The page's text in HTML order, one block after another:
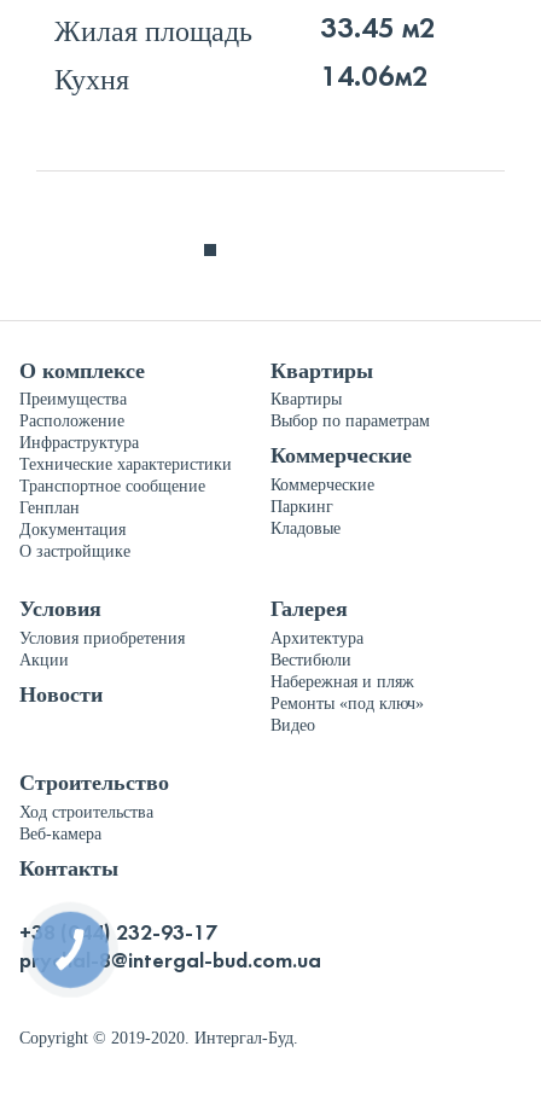
Жилая площадь 33.45 м2
Кухня 14.06м2
О комплексе
Преимущества
Расположение
Инфраструктура
Технические характеристики
Транспортное сообщение
Генплан
Документация
О застройщике
Квартиры
Квартиры
Выбор по параметрам
Коммерческие
Коммерческие
Паркинг
Кладовые
Условия
Условия приобретения
Акции
Новости
Галерея
Архитектура
Вестибюли
Набережная и пляж
Ремонты «под ключ»
Видео
Строительство
Ход строительства
Веб-камера
Контакты
+38 (044) 232-93-17
prychal-8@intergal-bud.com.ua
Copyright © 2019-2020. Интергал-Буд.
КНОПКА
ЗВ'ЯЗКУ